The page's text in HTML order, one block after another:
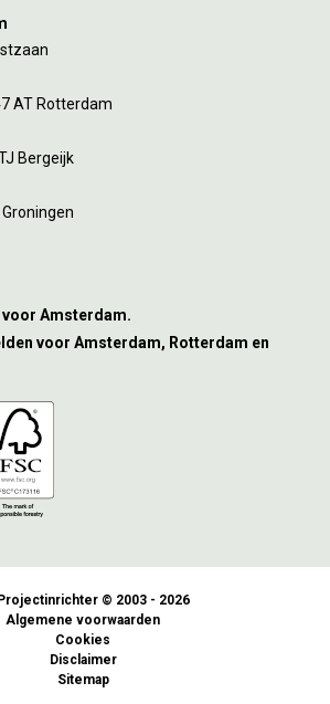
AT Rotterdam
Bergeijk
voor Amsterdam.
voor Amsterdam, Rotterdam en
© 2003 - 2026
Algemene voorwaarden
Cookies
Disclaimer
Sitemap